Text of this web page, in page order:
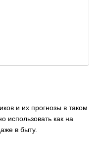
и их прогнозы в таком
использовать как на
в быту.